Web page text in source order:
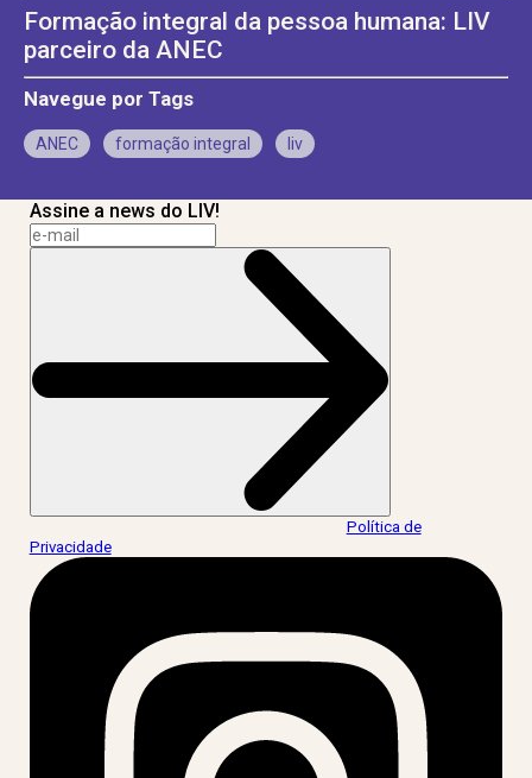
Formação integral da pessoa humana: LIV
parceiro da ANEC
Navegue por Tags
ANEC formação integral liv
Assine a news do LIV!
Política de
Privacidade.